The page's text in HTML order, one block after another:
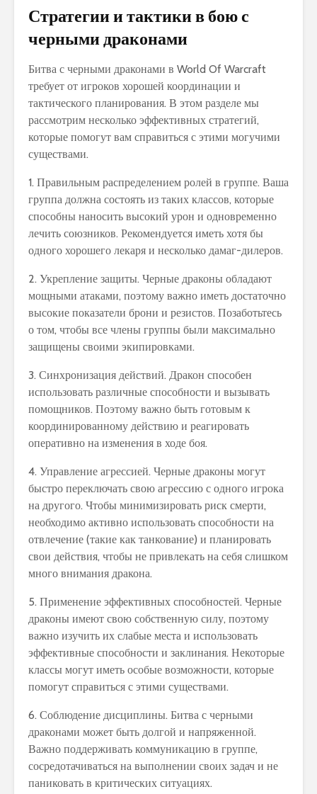
Стратегии и тактики в бою с
черными драконами
Битва с черными драконами в World Of Warcraft
требует от игроков хорошей координации и
тактического планирования. В этом разделе мы
рассмотрим несколько эффективных стратегий,
которые помогут вам справиться с этими могучими
существами.
1. Правильным распределением ролей в группе. Ваша
группа должна состоять из таких классов, которые
способны наносить высокий урон и одновременно
лечить союзников. Рекомендуется иметь хотя бы
одного хорошего лекаря и несколько дамаг-дилеров.
2. Укрепление защиты. Черные драконы обладают
мощными атаками, поэтому важно иметь достаточно
высокие показатели брони и резистов. Позаботьтесь
о том, чтобы все члены группы были максимально
защищены своими экипировками.
3. Синхронизация действий. Дракон способен
использовать различные способности и вызывать
помощников. Поэтому важно быть готовым к
координированному действию и реагировать
оперативно на изменения в ходе боя.
4. Управление агрессией. Черные драконы могут
быстро переключать свою агрессию с одного игрока
на другого. Чтобы минимизировать риск смерти,
необходимо активно использовать способности на
отвлечение (такие как танкование) и планировать
свои действия, чтобы не привлекать на себя слишком
много внимания дракона.
5. Применение эффективных способностей. Черные
драконы имеют свою собственную силу, поэтому
важно изучить их слабые места и использовать
эффективные способности и заклинания. Некоторые
классы могут иметь особые возможности, которые
помогут справиться с этими существами.
6. Соблюдение дисциплины. Битва с черными
драконами может быть долгой и напряженной.
Важно поддерживать коммуникацию в группе,
сосредотачиваться на выполнении своих задач и не
паниковать в критических ситуациях.